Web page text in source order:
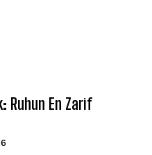
Ruhun En Zarif